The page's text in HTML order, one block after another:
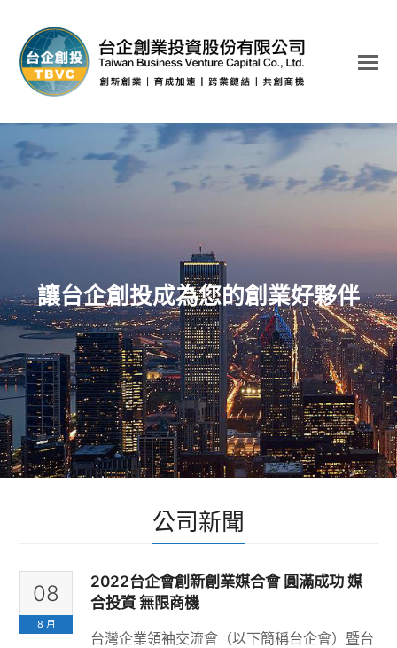
讓台企創投成為您的創業好夥伴
公司新聞
08
8 月
2022台企會創新創業媒合會 圓滿成功 媒
合投資 無限商機
台灣企業領袖交流會（以下簡稱台企會）暨台